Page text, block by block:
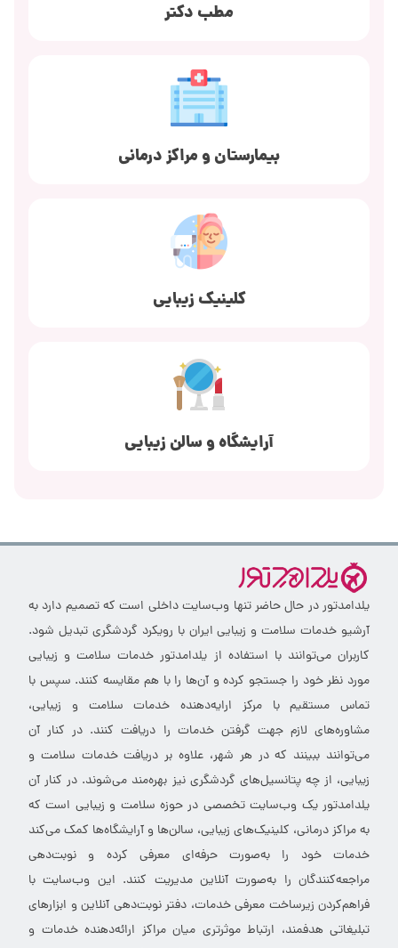
مطب دکتر
بیمارستان و مراکز درمانی
کلینیک زیبایی
آرایشگاه و سالن زیبایی
یلدامدتور در حال حاضر تنها وب‌سایت داخلی است که تصمیم دارد به
آرشیو خدمات سلامت و زیبایی ایران با رویکرد گردشگری تبدیل شود.
کاربران می‌توانند با استفاده از یلدامدتور خدمات سلامت و زیبایی
مورد نظر خود را جستجو کرده و آن‌ها را با هم مقایسه کنند. سپس با
تماس مستقیم با مرکز ارایه‌دهنده خدمات سلامت و زیبایی،
مشاوره‌های لازم جهت گرفتن خدمات را دریافت کنند. در کنار آن
می‌توانند ببینند که در هر شهر، علاوه بر دریافت خدمات سلامت و
زیبایی، از چه پتانسیل‌های گردشگری نیز بهره‌مند می‌شوند. در کنار آن
یلدامدتور یک وب‌سایت تخصصی در حوزه سلامت و زیبایی است که
به مراکز درمانی، کلینیک‌های زیبایی، سالن‌ها و آرایشگاه‌ها کمک می‌کند
خدمات خود را به‌صورت حرفه‌ای معرفی کرده و نوبت‌دهی
مراجعه‌کنندگان را به‌صورت آنلاین مدیریت کنند. این وب‌سایت با
فراهم‌کردن زیرساخت معرفی خدمات، دفتر نوبت‌دهی آنلاین و ابزارهای
تبلیغاتی هدفمند، ارتباط موثرتری میان مراکز ارائه‌دهنده خدمات و